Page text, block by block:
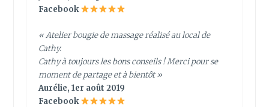
Facebook
« Atelier bougie de massage réalisé au local de
Cathy.
Cathy à toujours les bons conseils ! Merci pour se
moment de partage et à bientôt »
Aurélie, 1er août 2019
Facebook